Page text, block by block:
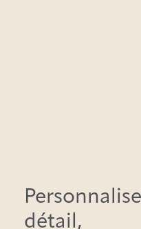
détail,